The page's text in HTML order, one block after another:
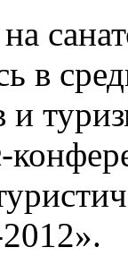
в
и